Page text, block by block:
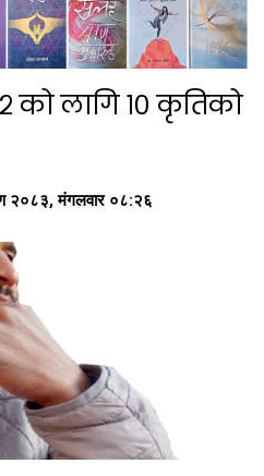
को लागि १० कृतिको
२०८३, मंगलवार ०८:२६